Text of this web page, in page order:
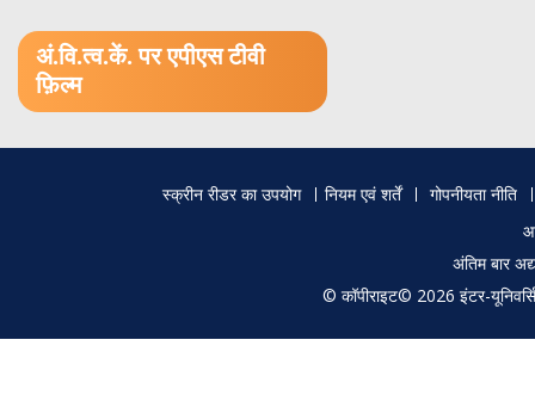
अं.वि.त्व.कें. पर एपीएस टीवी
फ़िल्म
स्क्रीन रीडर का उपयोग नियम एवं शर्तें
गोपनीयता नीति
अंतिम बार
© कॉपीराइट© 2026 इंटर-